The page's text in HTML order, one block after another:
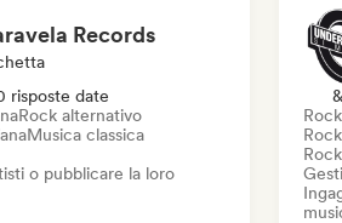
Records
risposte date
Rock alternativo
Musica classica
o pubblicare la loro